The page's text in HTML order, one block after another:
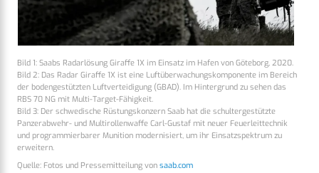
Bild 1: Saabs Radarlösung Giraffe 1X im Einsatz im Hafen von Göteborg, 2020.
Bild 2: Das Radar Giraffe 1X ist eine Luftüberwachungskomponente im Bereich
der bodengestützten Luftverteidigung (GBAD). Im Hintergrund zu sehen das
RBS 70 NG mit Multi-Target-Fähigkeit.
Bild 3: Der schwedische Rüstungskonzern Saab hat die schultergestützte
Panzerabwehr- und Multirollenwaffe Carl-Gustaf mit neuer Feuerleittechnik
und programmierbarer Munition modernisiert, um ihr Einsatzspektrum zu
erweitern.
Quelle: Fotos und Pressemitteilung von saab.com